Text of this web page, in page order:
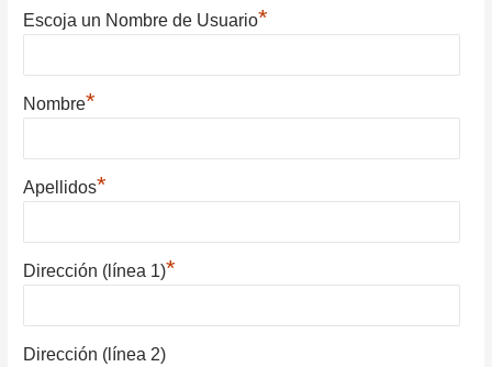
Escoja un Nombre de Usuario*
Nombre*
Apellidos*
Dirección (línea 1)*
Dirección (línea 2)